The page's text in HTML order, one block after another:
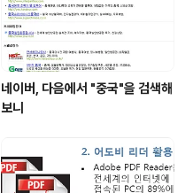
네이버, 다음에서 "중국"을 검색해
보니